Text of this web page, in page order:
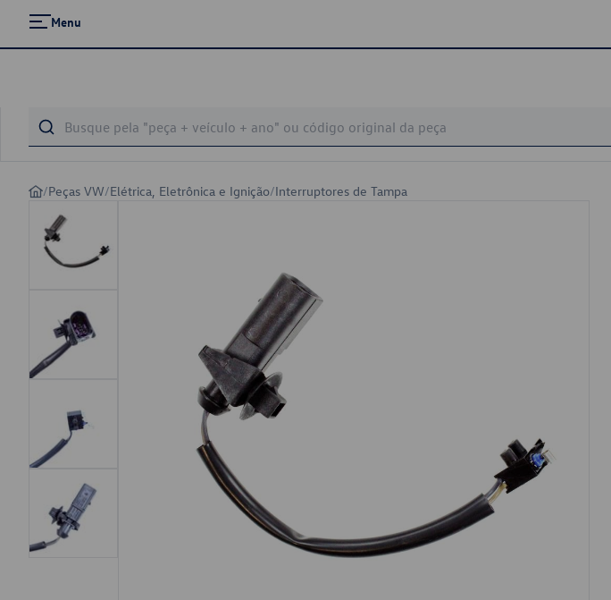
Menu
/Peças VW/Elétrica, Eletrônica e Ignição/Interruptores de Tampa